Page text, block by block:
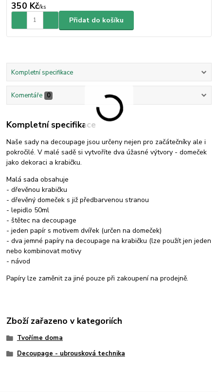
350 Kč/ks
Přidat do košíku
Kompletní specifikace
Komentáře 0
Kompletní specifikace
Naše sady na decoupage jsou určeny nejen pro začátečníky ale i
pokročilé. V malé sadě si vytvoříte dva úžasné výtvory - domeček
jako dekoraci a krabičku.
Malá sada obsahuje
- dřevěnou krabičku
- dřevěný domeček s již předbarvenou stranou
- lepidlo 50ml
- štětec na decoupage
- jeden papír s motivem dvířek (určen na domeček)
- dva jemné papíry na decoupage na krabičku (lze použít jen jeden
nebo kombinovat motivy
- návod
Papíry lze zaměnit za jiné pouze při zakoupení na prodejně.
Zboží zařazeno v kategoriích
Tvoříme doma
Decoupage - ubrousková technika